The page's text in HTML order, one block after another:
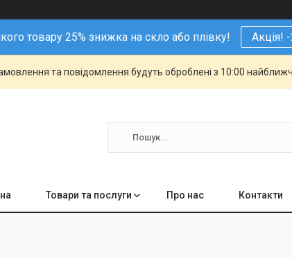
товару 25% знижка на скло або плівку! Акція!
та повідомлення будуть оброблені з 10:00
Товари та послуги Про нас Контакти